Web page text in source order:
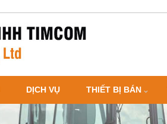
DỊCH VỤ THIẾT BỊ BÁN